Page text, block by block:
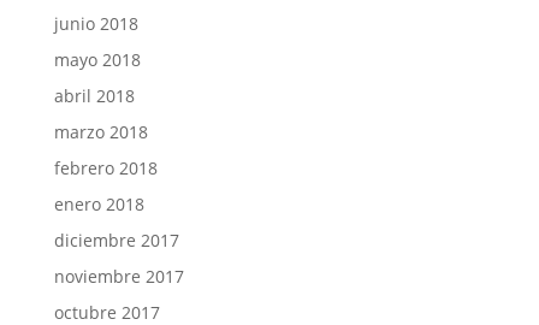
junio 2018
mayo 2018
abril 2018
marzo 2018
febrero 2018
enero 2018
diciembre 2017
noviembre 2017
octubre 2017